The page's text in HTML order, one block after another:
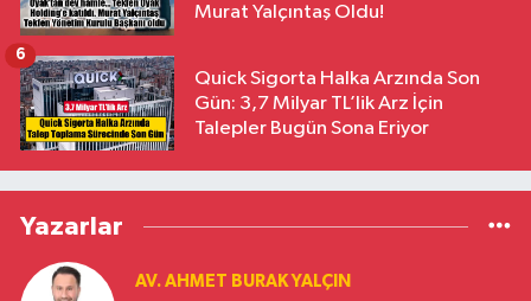
Murat Yalçıntaş Oldu!
Quick Sigorta Halka Arzında Son
Gün: 3,7 Milyar TL’lik Arz İçin
Talepler Bugün Sona Eriyor
6
Yazarlar
AV. AHMET BURAK YALÇIN